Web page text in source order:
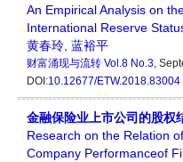
An Empirical Analysis on
International Reserve
黄春玲 蓝裕平
财富涌现与流转 Vol.8 No.3,
DOI:10.12677/ETW.2018.83004
金融保险业上市公司的股权
Research on the Relation
Company Performanceof